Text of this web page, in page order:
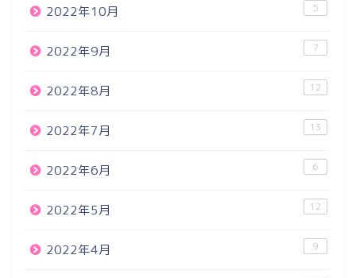
2022年10月 5
2022年9月 7
2022年8月 12
2022年7月 13
2022年6月 6
2022年5月 12
2022年4月 9